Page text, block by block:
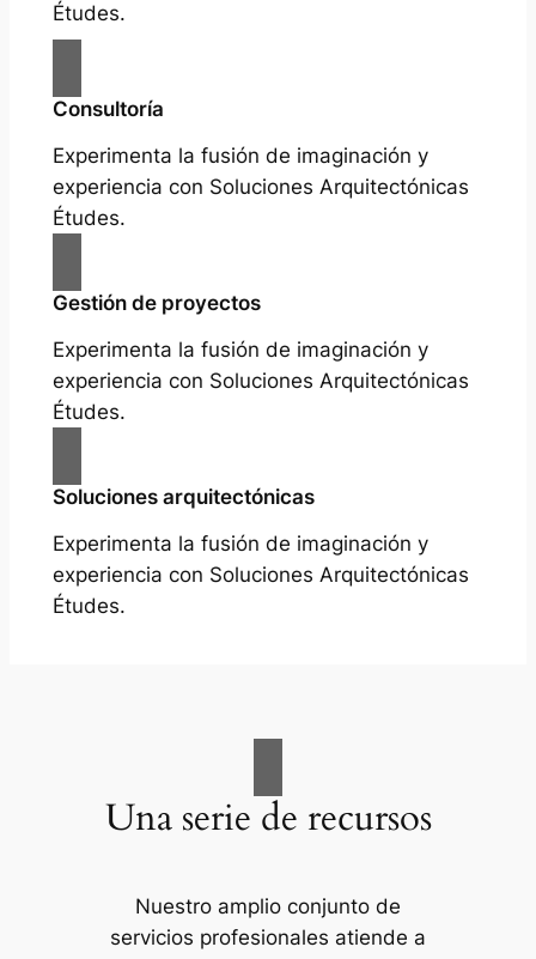
Études.
Consultoría
Experimenta la fusión de imaginación y
experiencia con Soluciones Arquitectónicas
Études.
Gestión de proyectos
Experimenta la fusión de imaginación y
experiencia con Soluciones Arquitectónicas
Études.
Soluciones arquitectónicas
Experimenta la fusión de imaginación y
experiencia con Soluciones Arquitectónicas
Études.
Una serie de recursos
Nuestro amplio conjunto de
servicios profesionales atiende a